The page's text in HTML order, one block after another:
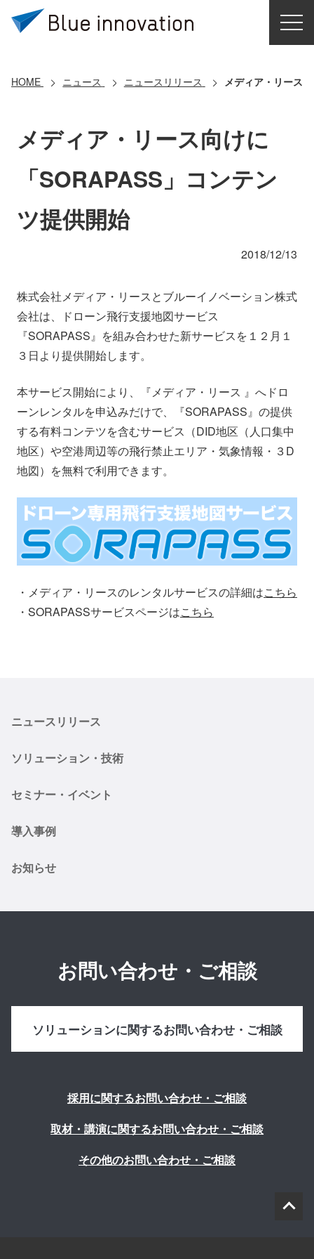
導入事例
コアテクノロジー
クラウドモビリティ研究所
会社情報 ニュース
IR情報 English
HOME ニュース ニュースリリース メディア・リース
メディア・リース向けに
「SORAPASS」コンテン
ツ提供開始
2018/12/13
株式会社メディア・リースとブルーイノベーション株式
会社は、ドローン飛行支援地図サービス
『SORAPASS』を組み合わせた新サービスを１２月１
３日より提供開始します。
本サービス開始により、『メディア・リース 』へドロ
ーンレンタルを申込みだけで、『SORAPASS』の提供
する有料コンテツを含むサービス（DID地区（人口集中
地区）や空港周辺等の飛行禁止エリア・気象情報・３D
地図）を無料で利用できます。
・メディア・リースのレンタルサービスの詳細はこちら
・SORAPASSサービスページはこちら
ニュースリリース
ソリューション・技術
セミナー・イベント
導入事例
お知らせ
お問い合わせ・ご相談
ソリューションに関するお問い合わせ・ご相談
採用に関するお問い合わせ・ご相談
取材・講演に関するお問い合わせ・ご相談
その他のお問い合わせ・ご相談